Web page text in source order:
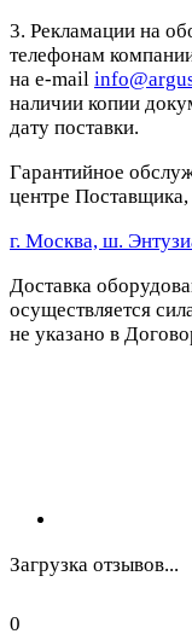
3. Рекламации на
телефонам
на e-mail
наличии копии
дату поставки.
Гарантийное
центре
г. Москва, ш.
Доставка
осуществляется
не указано в
Загрузка отзывов...
0